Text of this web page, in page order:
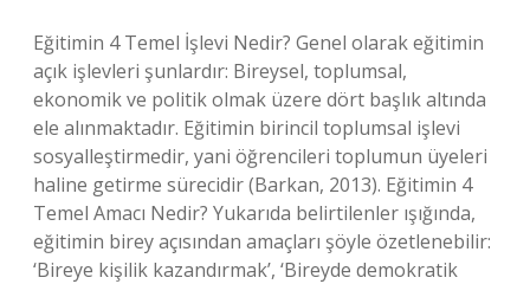
Eğitimin 4 Temel İşlevi Nedir? Genel olarak eğitimin
açık işlevleri şunlardır: Bireysel, toplumsal,
ekonomik ve politik olmak üzere dört başlık altında
ele alınmaktadır. Eğitimin birincil toplumsal işlevi
sosyalleştirmedir, yani öğrencileri toplumun üyeleri
haline getirme sürecidir (Barkan, 2013). Eğitimin 4
Temel Amacı Nedir? Yukarıda belirtilenler ışığında,
eğitimin birey açısından amaçları şöyle özetlenebilir:
‘Bireye kişilik kazandırmak’, ‘Bireyde demokratik